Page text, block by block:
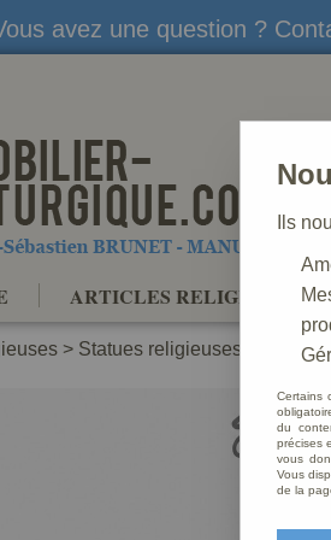
avez une question ?
ARTICLES RELIGIEUX
> Statues religieuses de la
Ils
Certains
du
précises
vous
Vous
de la